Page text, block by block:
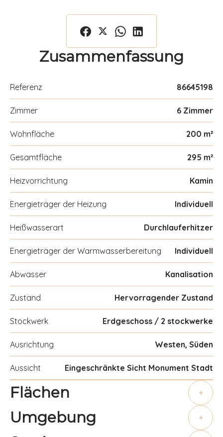
Zusammenfassung
Referenz 86645198
Zimmer 6 Zimmer
Wohnfläche 200 m²
Gesamtfläche 295 m²
Heizvorrichtung Kamin
Energieträger der Heizung Individuell
Heißwasserart Durchlauferhitzer
Energieträger der Warmwasserbereitung Individuell
Abwasser Kanalisation
Zustand Hervorragender Zustand
Stockwerk Erdgeschoss / 2 stockwerke
Ausrichtung Westen, Süden
Aussicht Eingeschränkte Sicht Monument Stadt
Flächen +
Umgebung +